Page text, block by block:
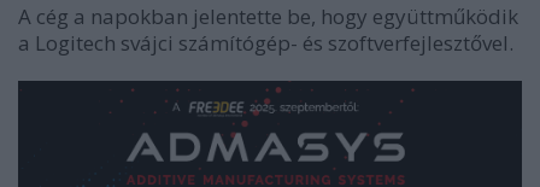
A cég a napokban jelentette be, hogy együttműködik
a Logitech svájci számítógép- és szoftverfejlesztővel.